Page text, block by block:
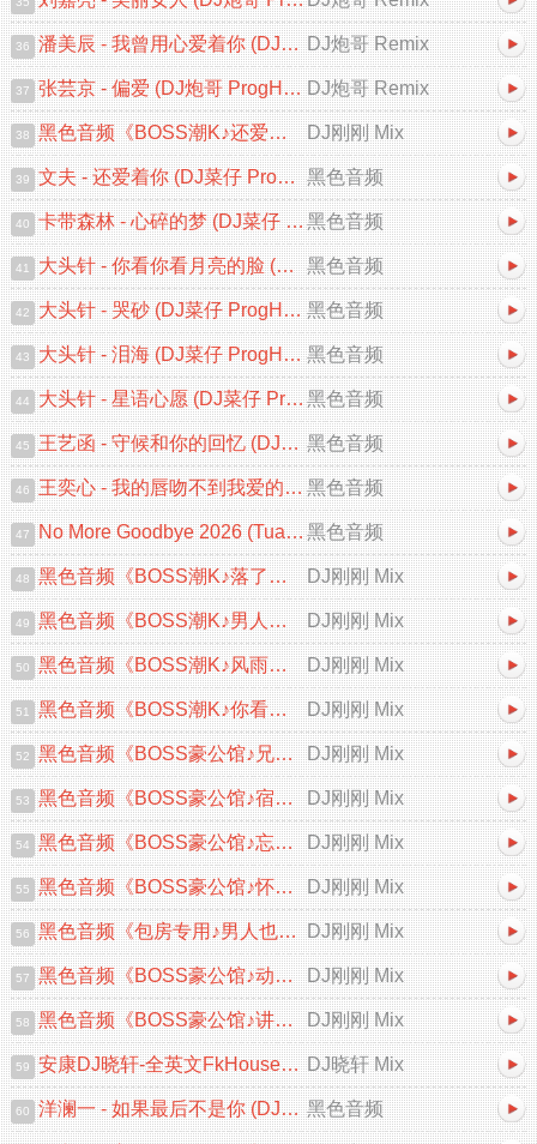
36 潘美辰 - 我曾用心爱着你 (DJ炮哥 ProgHouse Remix 2026) DJ炮哥 Remix
37 张芸京 - 偏爱 (DJ炮哥 ProgHouse Remix 2026)V2 DJ炮哥 Remix
38 黑色音频《BOSS潮K♪还爱着你&心碎的梦♪中文跳舞大碟V2》DJ刚刚 Mix DJ刚刚 Mix
39 文夫 - 还爱着你 (DJ菜仔 ProgHouse 2026 Remix) 黑色音频
40 卡带森林 - 心碎的梦 (DJ菜仔 ProgHouse 2026 Remix)黑色音频
41 大头针 - 你看你看月亮的脸 (DJ菜仔 ProgHouse Remix) 黑色音频
42 大头针 - 哭砂 (DJ菜仔 ProgHouse 2026 Remix) 黑色音频
43 大头针 - 泪海 (DJ菜仔 ProgHouse 2026 Remix) 黑色音频
44 大头针 - 星语心愿 (DJ菜仔 ProgHouse Remix)黑色音频
45 王艺函 - 守候和你的回忆 (DJ菜仔 ProgHouse 2026 Remix) 黑色音频
46 王奕心 - 我的唇吻不到我爱的人 (DJ菜仔 ProgHouse 2026 Remix) 黑色音频
47 No More Goodbye 2026 (Tuan Ying Chillout Mix VIP)黑色音频
48 黑色音频《BOSS潮K♪落了白&风中的遗言♪中文跳舞大碟V2》DJ刚刚 Mix DJ刚刚 Mix
49 黑色音频《BOSS潮K♪男人的累自己体会♪中文跳舞大碟V2》DJ刚刚 Mix DJ刚刚 Mix
50 黑色音频《BOSS潮K♪风雨中的诺言♪中文跳舞大碟V2》DJ刚刚 Mix DJ刚刚 Mix
51 黑色音频《BOSS潮K♪你看你看月亮的脸♪首张中文跳舞大碟V2》DJ刚刚 Mix DJ刚刚 Mix
52 黑色音频《BOSS豪公馆♪兄弟咱们要一条心♪中文跳舞大碟V2》DJ刚刚 Mix DJ刚刚 Mix
53 黑色音频《BOSS豪公馆♪宿命&忘情忘爱♪中文跳舞大碟V2》DJ刚刚 Mix DJ刚刚 Mix
54 黑色音频《BOSS豪公馆♪忘情忘爱♪中文跳舞大碟V2》DJ刚刚 Mix DJ刚刚 Mix
55 黑色音频《BOSS豪公馆♪怀恋之夜♪英文跳舞大碟V2》DJ刚刚 Mix DJ刚刚 Mix
56 黑色音频《包房专用♪男人也会为爱流泪♪中文跳舞大碟V2》DJ刚刚 Mix DJ刚刚 Mix
57 黑色音频《BOSS豪公馆♪动了情的人♪中文跳舞大碟V2》DJ刚刚 Mix DJ刚刚 Mix
58 黑色音频《BOSS豪公馆♪讲不出再见♪粤语跳舞大碟》DJ刚刚 Mix DJ刚刚 Mix
59 安康DJ晓轩-全英文FkHouse音乐精心打造高端产幻握紧扶手直冲云霄柬缅泰包房... DJ晓轩 Mix
60 洋澜一 - 如果最后不是你 (DJ小九 ProgHouse Remix) 黑色音频